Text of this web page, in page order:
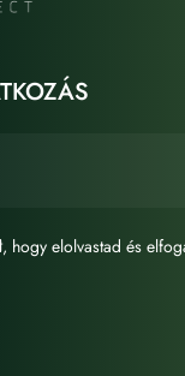
hogy elolvastad és